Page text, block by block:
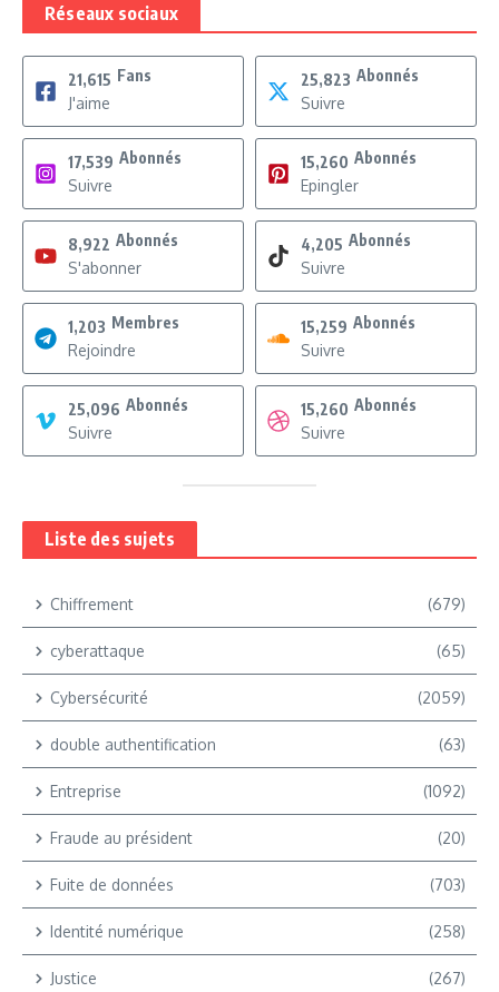
Réseaux sociaux
21,615 Fans
J'aime
25,823 Abonnés
Suivre
17,539 Abonnés
Suivre
15,260 Abonnés
Epingler
8,922 Abonnés
S'abonner
4,205 Abonnés
Suivre
1,203 Membres
Rejoindre
15,259 Abonnés
Suivre
25,096 Abonnés
Suivre
15,260 Abonnés
Suivre
Liste des sujets
Chiffrement (679)
cyberattaque (65)
Cybersécurité (2059)
double authentification (63)
Entreprise (1092)
Fraude au président (20)
Fuite de données (703)
Identité numérique (258)
Justice (267)